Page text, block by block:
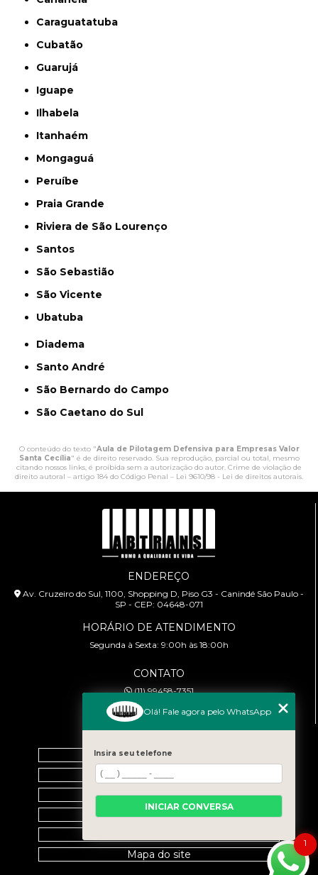
Caraguatatuba
Cubatão
Guarujá
Iguape
Ilhabela
Itanhaém
Mongaguá
Peruíbe
Praia Grande
Riviera de São Lourenço
Santos
São Sebastião
São Vicente
Ubatuba
Diadema
Santo André
São Bernardo do Campo
São Caetano do Sul
O conteúdo do texto "Aula de Pilotagem Defensiva para Empresas Valor
Santa Cecília" é de direito reservado. Sua reprodução, parcial ou total, mesmo
citando nossos links, é proibida sem a autorização do autor. Crime de violação de
direito autoral – artigo 184 do Código Penal – Lei 9610/98 - Lei de direitos autorais.
ENDEREÇO
Av. Cruzeiro do Sul, 1100, Shopping D, Piso G3 - Canindé São Paulo -
SP - CEP: 04648-071
HORÁRIO DE ATENDIMENTO
Segunda à Sexta: 9:00h às 18:00h
CONTATO
(11) 99458-7351
cursoabtrans@gmail.com
Home
Empresa
Galeria
Contato
Mapa do site
1
Olá! Fale agora pelo WhatsApp
Insira seu telefone
INICIAR CONVERSA